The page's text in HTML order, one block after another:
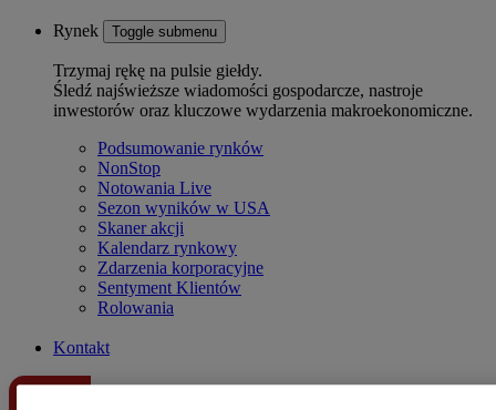
Rynek Toggle submenu
Trzymaj rękę na pulsie giełdy.
Śledź najświeższe wiadomości gospodarcze, nastroje
inwestorów oraz kluczowe wydarzenia makroekonomiczne.
Podsumowanie rynków
NonStop
Notowania Live
Sezon wyników w USA
Skaner akcji
Kalendarz rynkowy
Zdarzenia korporacyjne
Sentyment Klientów
Rolowania
Kontakt